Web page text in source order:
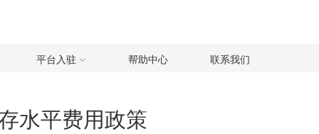
平台入驻 帮助中心 联系我们
水平费用政策